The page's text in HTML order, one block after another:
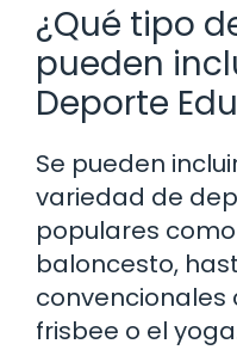
¿Qué tipo
pueden
Deporte
Se pueden
variedad de
populares
baloncesto,
frisbee o el